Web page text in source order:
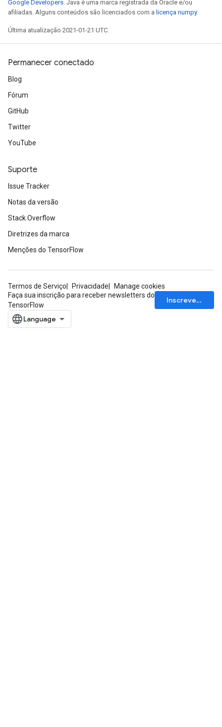
Google Developers. Java é uma marca registrada da Oracle e/ou
afiliadas. Alguns conteúdos são licenciados com a licença numpy.
Última atualização 2021-01-21 UTC.
Permanecer conectado
Blog
Fórum
GitHub
Twitter
YouTube
Suporte
Issue Tracker
Notas da versão
Stack Overflow
Diretrizes da marca
Menções do TensorFlow
Termos de Serviço Privacidade
Manage cookies
Faça sua inscrição para receber newsletters do
TensorFlow
Inscrever-se